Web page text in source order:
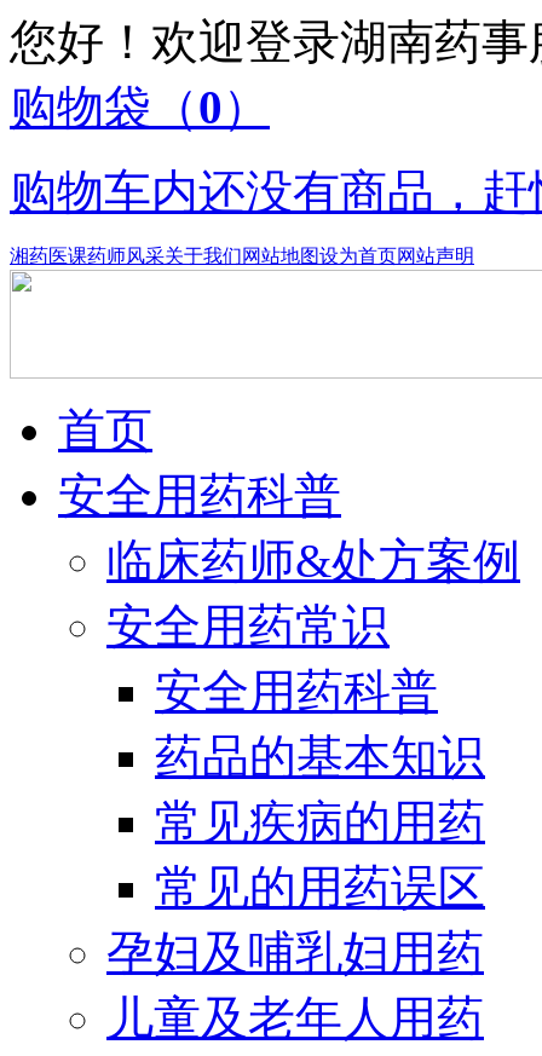
您好！欢迎登录湖南药
购物袋 （0）
购物车内还没有商品，
湘药医课药师风采关于我们网站地图设为首页网站声明
首页
安全用药科普
临床药师&处方案例
安全用药常识
安全用药科普
药品的基本知识
常见疾病的用药
常见的用药误区
孕妇及哺乳妇用药
儿童及老年人用药